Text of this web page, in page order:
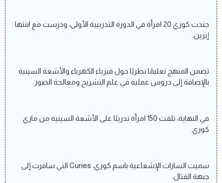
جندت كوري 20 امرأة في الدورة التدريبية الأولى، ودرست مع ابنتها
إيرين.
تضمن المنهج تعليمًا نظريًا حول فيزياء الكهرباء والأشعة السينية
بالإضافة إلى دروس عملية في علم التشريح ومعالجة الصور.
في النهاية، تلقت 150 امرأة تدريبًا على الأشعة السينية من ماري
كوري.
سميت السارات الإشعاعية باسم كوري، Curies التي سافرت إلى
جبهة القتال.